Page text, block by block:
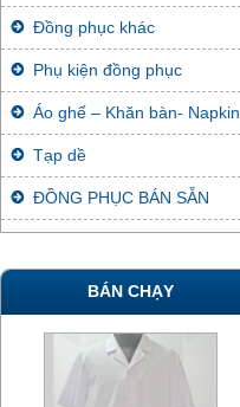
Đồng phục khác
Phụ kiện đồng phục
Áo ghế – Khăn bàn- Napkin
Tạp dề
ĐỒNG PHỤC BÁN SẴN
BÁN CHẠY